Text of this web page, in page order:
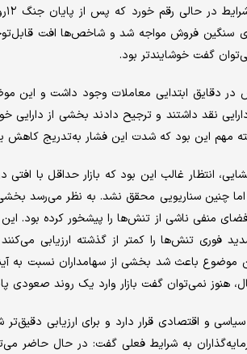
فروش مواجه شد و شاخص‌ها افت قابل‌توجهی
گفت خوشایندتر بود.
در دقایق ابتدایی معاملات وجود داشت و این
به دارایی نقد داشتند و ترجیح دادند بخشی از
مهم این بود که شدت این فشار به‌تدریج
چنین سناریویی محقق نشد. به نظر می‌رسد
منفی ناشی از تنش‌ها را پیشخور کرده بود. این
فوری تنش‌ها را کمتر از گذشته ارزیابی
باعث شد بخشی از سهامداران نسبت به
هنوز نمی‌توان گفت بازار وارد یک روند صعودی
و اقتصادی قرار دارد و برای ارزیابی دقیق‌تر
به شرایط فعلی گفت: در حال حاضر